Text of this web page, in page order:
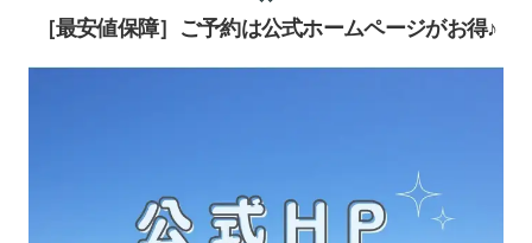
［最安値保障］ご予約は公式ホームページがお得♪